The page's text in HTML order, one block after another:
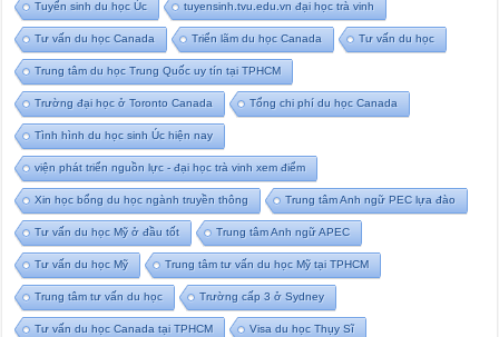
Tuyển sinh du học Úc tuyensinh.tvu.edu.vn đại học trà vinh
Tư vấn du học Canada Triển lãm du học Canada Tư vấn du học
Trung tâm du học Trung Quốc uy tín tại TPHCM
Trường đại học ở Toronto Canada Tổng chi phí du học Canada
Tình hình du học sinh Úc hiện nay
viện phát triển nguồn lực - đại học trà vinh xem điểm
Xin học bổng du học ngành truyền thông Trung tâm Anh ngữ PEC lựa đào
Tư vấn du học Mỹ ở đầu tốt Trung tâm Anh ngữ APEC
Tư vấn du học Mỹ Trung tâm tư vấn du học Mỹ tại TPHCM
Trung tâm tư vấn du học Trường cấp 3 ở Sydney
Tư vấn du học Canada tại TPHCM Visa du học Thụy Sĩ